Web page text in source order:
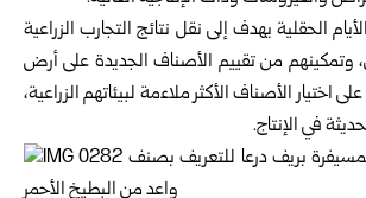
الحقلية يهدف إلى نقل نتائج التجارب الزراعية
وتمكينهم من تقييم الأصناف الجديدة على أرض
اختيار الأصناف الأكثر ملاءمة لبيئاتهم الزراعية،
في الإنتاج.